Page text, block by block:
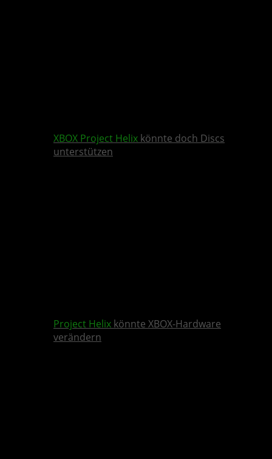
XBOX Project Helix könnte doch Discs
unterstützen
Project Helix könnte XBOX-Hardware
verändern